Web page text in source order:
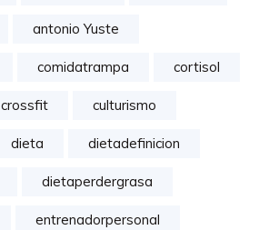
antonio Yuste
comidatrampa cortisol
crossfit culturismo
dieta dietadefinicion
dietaperdergrasa
entrenadorpersonal